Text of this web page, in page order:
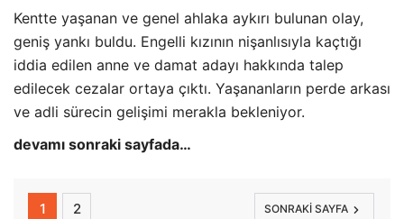
Kentte yaşanan ve genel ahlaka aykırı bulunan olay,
geniş yankı buldu. Engelli kızının nişanlısıyla kaçtığı
iddia edilen anne ve damat adayı hakkında talep
edilecek cezalar ortaya çıktı. Yaşananların perde arkası
ve adli sürecin gelişimi merakla bekleniyor.
devamı sonraki sayfada…
1 2 SONRAKI SAYFA